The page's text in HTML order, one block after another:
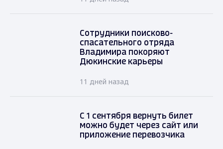
Сотрудники поисково-
спасательного отряда
Владимира покоряют
Дюкинские карьеры
11 дней назад
С 1 сентября вернуть билет
можно будет через сайт или
приложение перевозчика